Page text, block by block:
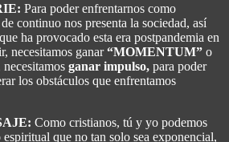
Para poder enfrentarnos como
continuo nos presenta la sociedad, así
ha provocado esta era postpandemia en
necesitamos ganar“MOMENTUM” o
ganar impulso, para poder
los obstáculos que enfrentamos
Como cristianos, tú y yo podemos
que no tan solo sea exponencial,